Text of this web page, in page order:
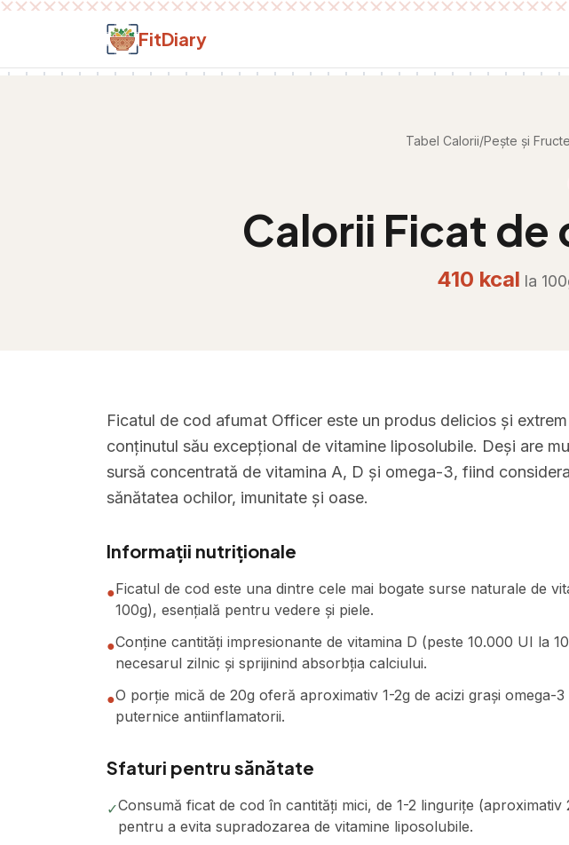
Salt la conținut
FitDiary
Tabel Calorii/Pește și
Calorii Ficat de
410 kcal la
Ficatul de cod afumat Officer este un produs delicios și
conținutul său excepțional de vitamine liposolubile. Deși are
sursă concentrată de vitamina A, D și omega-3, fiind
sănătatea ochilor, imunitate și oase.
Informații nutriționale
●Ficatul de cod este una dintre cele mai bogate surse naturale de
100g), esențială pentru vedere și piele.
●Conține cantități impresionante de vitamina D (peste 10.000 UI la
necesarul zilnic și sprijinind absorbția calciului.
●O porție mică de 20g oferă aproximativ 1-2g de acizi grași omega-
puternice antiinflamatorii.
Sfaturi pentru sănătate
✓Consumă ficat de cod în cantități mici, de 1-2 lingurițe
pentru a evita supradozarea de vitamine liposolubile.